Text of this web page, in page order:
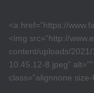
<a href=”https://
<img src=”http://
content/uploads/
10.45.12-8.jpeg”
class=”alignnone